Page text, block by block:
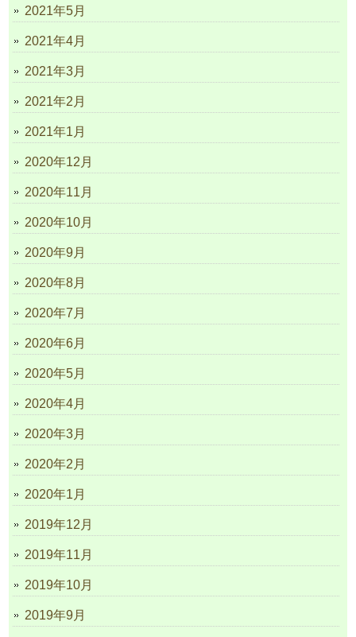
2021年5月
2021年4月
2021年3月
2021年2月
2021年1月
2020年12月
2020年11月
2020年10月
2020年9月
2020年8月
2020年7月
2020年6月
2020年5月
2020年4月
2020年3月
2020年2月
2020年1月
2019年12月
2019年11月
2019年10月
2019年9月